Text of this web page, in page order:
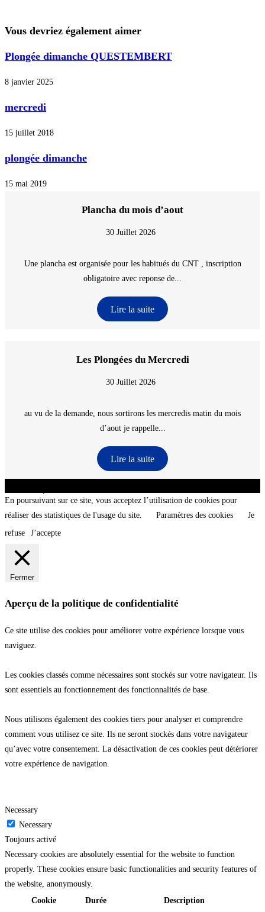
Vous devriez également aimer
Plongée dimanche QUESTEMBERT
8 janvier 2025
mercredi
15 juillet 2018
plongée dimanche
15 mai 2019
Plancha du mois d’aout
30 Juillet 2026
Une plancha est organisée pour les habitués du CNT , inscription
obligatoire avec reponse de...
Lire la suite
Les Plongées du Mercredi
30 Juillet 2026
au vu de la demande, nous sortirons les mercredis matin du mois
d’aout je rappelle...
Lire la suite
En poursuivant sur ce site, vous acceptez l’utilisation de cookies pour
réaliser des statistiques de l'usage du site.
Paramètres des cookies
Je
refuse
J’accepte
Fermer
Aperçu de la politique de confidentialité
Ce site utilise des cookies pour améliorer votre expérience lorsque vous
naviguez.
Les cookies classés comme nécessaires sont stockés sur votre navigateur. Ils
sont essentiels au fonctionnement des fonctionnalités de base.
Nous utilisons également des cookies tiers pour analyser et comprendre
comment vous utilisez ce site. Ils ne seront stockés dans votre navigateur
qu’avec votre consentement. La désactivation de ces cookies peut détériorer
votre expérience de navigation.
Necessary
Necessary
Toujours activé
Necessary cookies are absolutely essential for the website to function
properly. These cookies ensure basic functionalities and security features of
the website, anonymously.
Cookie
Durée Description